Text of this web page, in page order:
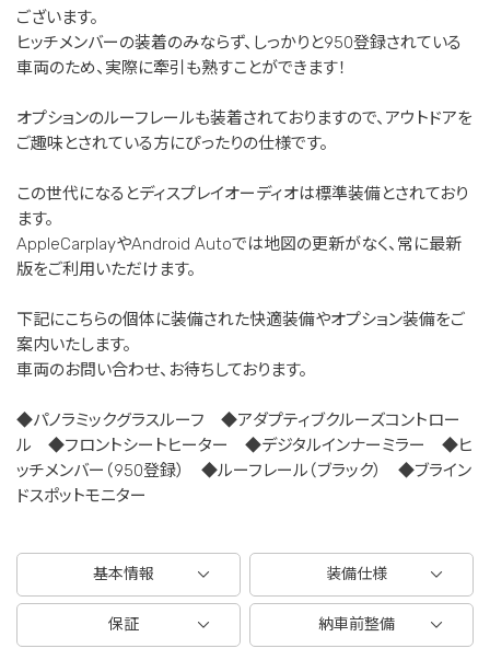
ございます。
ヒッチメンバーの装着のみならず、しっかりと950登録されている
車両のため、実際に牽引も熟すことができます！
オプションのルーフレールも装着されておりますので、アウトドアを
ご趣味とされている方にぴったりの仕様です。
この世代になるとディスプレイオーディオは標準装備とされており
ます。
AppleCarplayやAndroid Autoでは地図の更新がなく、常に最新
版をご利用いただけます。
下記にこちらの個体に装備された快適装備やオプション装備をご
案内いたします。
車両のお問い合わせ、お待ちしております。
◆パノラミックグラスルーフ ◆アダプティブクルーズコントロー
ル ◆フロントシートヒーター ◆デジタルインナーミラー ◆ヒ
ッチメンバー（950登録） ◆ルーフレール（ブラック） ◆ブライン
ドスポットモニター
基本情報 装備仕様
保証 納車前整備